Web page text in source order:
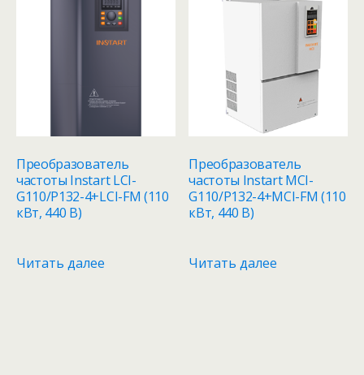
Преобразователь
частоты Instart LCI-
G110/P132-4+LCI-FM (110
кВт, 440 В)
Читать далее
Преобразователь
частоты Instart MCI-
G110/P132-4+MCI-FM (110
кВт, 440 В)
Читать далее